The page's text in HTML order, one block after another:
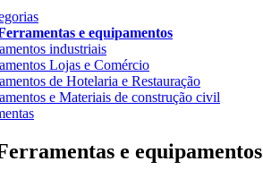
e equipamentos
industriais
Lojas e Comércio
de Hotelaria e Restauração
e Materiais de construção civil
e equipamentos